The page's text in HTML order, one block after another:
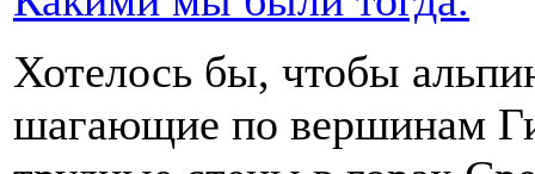
Хотелось бы, чтобы
шагающие по вершинам